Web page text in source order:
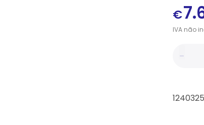
€
IVAnão